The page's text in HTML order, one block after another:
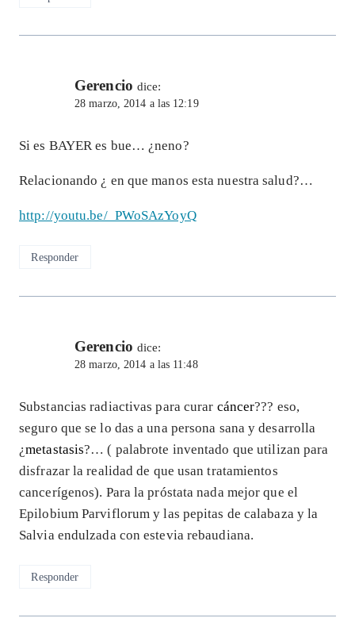
Gerencio dice:
28 marzo, 2014 a las 12:19
Si es BAYER es bue… ¿neno?
Relacionando ¿ en que manos esta nuestra salud?…
http://youtu.be/_PWoSAzYoyQ
Responder
Gerencio dice:
28 marzo, 2014 a las 11:48
Substancias radiactivas para curar cáncer??? eso,
seguro que se lo das a una persona sana y desarrolla
¿metastasis?… ( palabrote inventado que utilizan para
disfrazar la realidad de que usan tratamientos
cancerígenos). Para la próstata nada mejor que el
Epilobium Parviflorum y las pepitas de calabaza y la
Salvia endulzada con estevia rebaudiana.
Responder